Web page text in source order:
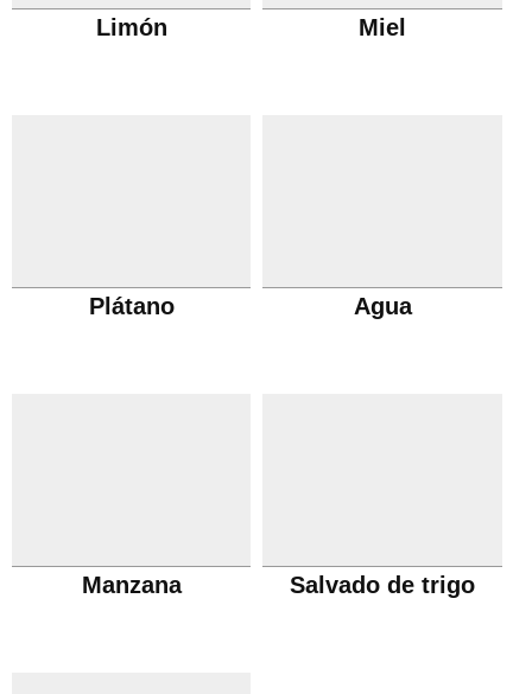
Limón Miel
Plátano Agua
Manzana Salvado de trigo